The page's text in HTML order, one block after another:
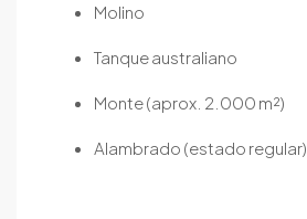
Molino
Tanque australiano
Monte (aprox. 2.000 m²)
Alambrado (estado regular)